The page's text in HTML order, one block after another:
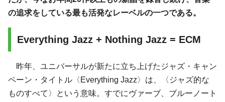
の追求をしている最も活発なレーベルの一つである。
Everything Jazz + Nothing Jazz = ECM
昨年、ユニバーサルが新たに立ち上げたジャズ・キャン
ペーン・タイトル〈Everything Jazz〉は、〈ジャズ的な
ものすべて〉という意味。すでにヴァーブ、ブルーノート